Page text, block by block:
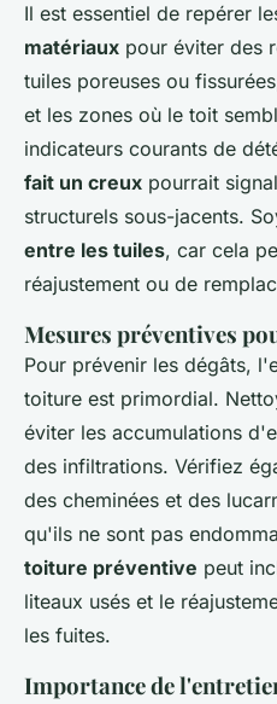
Il est essentiel de repérer
matériaux pour éviter des
tuiles poreuses ou
et les zones où le toit
indicateurs courants de
fait un creux pourrait
structurels sous-jacents.
entre les tuiles, car cela
réajustement ou de
Mesures préventives
Pour prévenir les dégâts,
toiture est primordial.
éviter les accumulations
des infiltrations. Vérifiez
des cheminées et des
qu'ils ne sont pas
toiture préventive peut
liteaux usés et le
les fuites.
Importance de